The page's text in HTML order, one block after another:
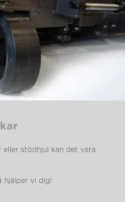
stödhjul kan det vara
hjälper vi dig!